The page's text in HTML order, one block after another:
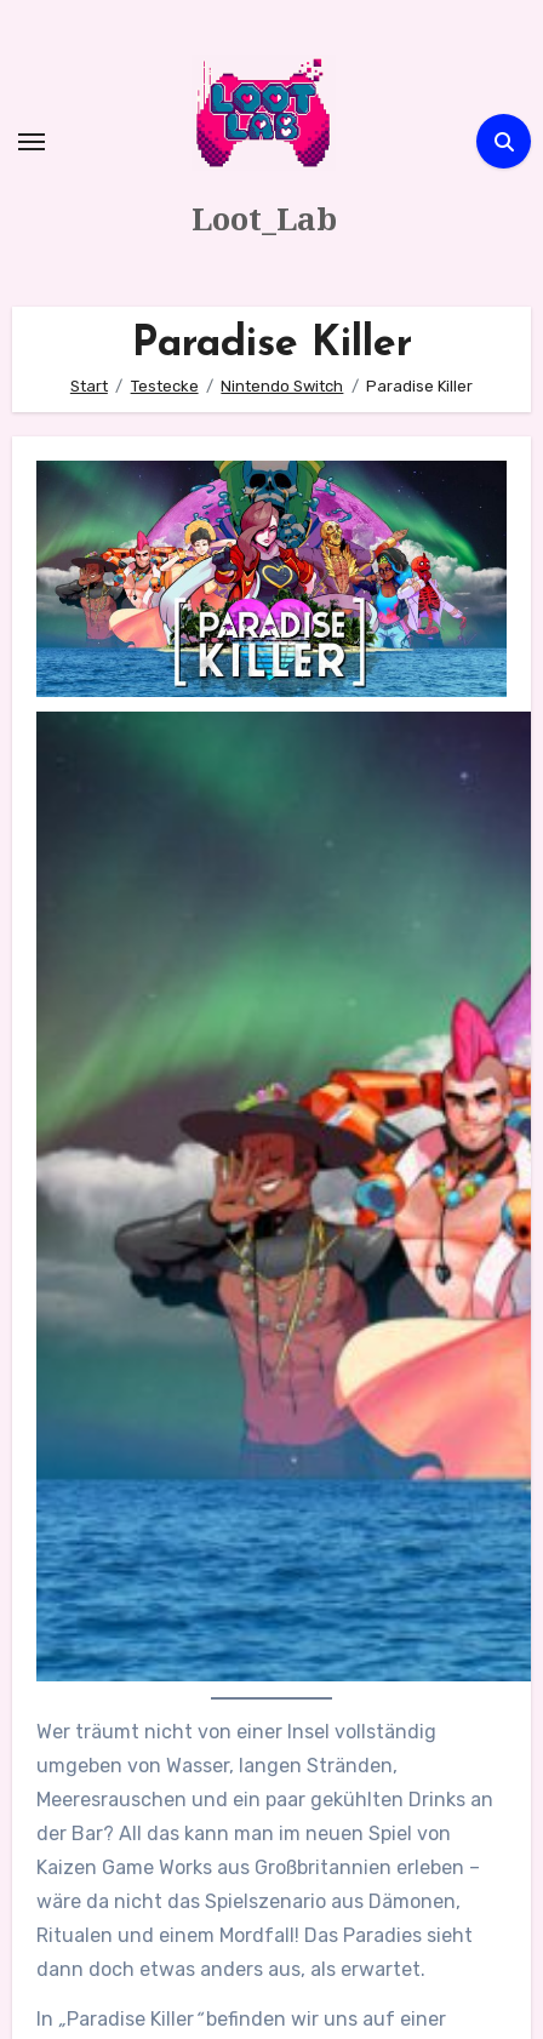
Loot_Lab
Paradise Killer
Start Testecke Nintendo Switch Paradise Killer
Wer träumt nicht von einer Insel vollständig
umgeben von Wasser, langen Stränden,
Meeresrauschen und ein paar gekühlten Drinks an
der Bar? All das kann man im neuen Spiel von
Kaizen Game Works aus Großbritannien erleben –
wäre da nicht das Spielszenario aus Dämonen,
Ritualen und einem Mordfall! Das Paradies sieht
dann doch etwas anders aus, als erwartet.
In „Paradise Killer“befinden wir uns auf einer